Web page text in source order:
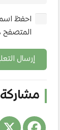
احفظ
المتصفح
إرسال
مشاركة